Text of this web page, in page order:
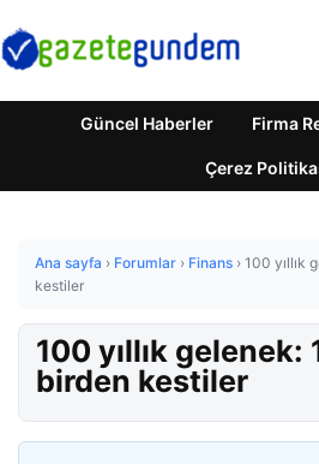
Güncel Haberler Firma
Çerez
Ana sayfa › Forumlar › Finans › 100 yıllık
kestiler
100 yıllık
birden kestiler